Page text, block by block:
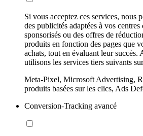
Si vous acceptez ces services, nous
des publicités adaptées à vos
sponsorisés ou des offres de
produits en fonction des pages que
achats, tout en évaluant leur succès.
utilisons les services tiers suivants
Meta-Pixel, Microsoft Advertising,
produits basées sur les clics, Ads
Conversion-Tracking avancé